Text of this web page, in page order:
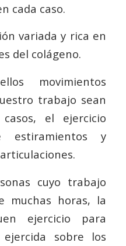
cada caso.
variada y rica en
del colágeno.
movimientos
trabajo sean
el ejercicio
y
cuyo trabajo
muchas horas, la
ejercicio para
sobre los